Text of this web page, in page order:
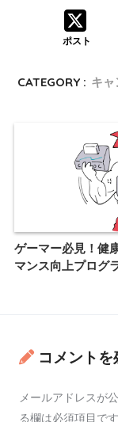
ポスト
CATEGORY : キ
ゲーマー必見！健
マンス向上プログ
コメントを
メールアドレスが
る欄は必須項目です